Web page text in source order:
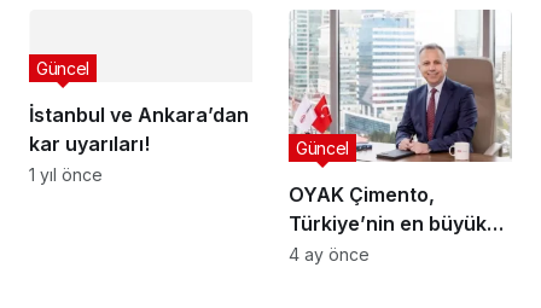
İstanbul ve Ankara’dan
kar uyarıları!
Güncel
1 yıl önce
OYAK Çimento,
Türkiye’nin en büyük
öz tüketim amaçlı
Güncel
4 ay önce